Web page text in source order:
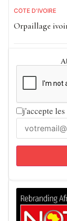
filmés ou de
simplement
dois voter
habitant en se
scrutin se déroule
Dans le
de
qu’ils n’iraient
confiance dans
Le chef de
Ouenze, dans
CÔTE D'IVOIRE
Orpaillage
j'accepte les